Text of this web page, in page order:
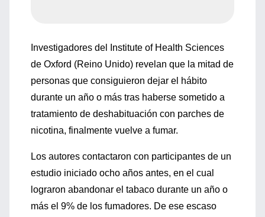
Investigadores del Institute of Health Sciences
de Oxford (Reino Unido) revelan que la mitad de
personas que consiguieron dejar el hábito
durante un año o más tras haberse sometido a
tratamiento de deshabituación con parches de
nicotina, finalmente vuelve a fumar.
Los autores contactaron con participantes de un
estudio iniciado ocho años antes, en el cual
lograron abandonar el tabaco durante un año o
más el 9% de los fumadores. De ese escaso